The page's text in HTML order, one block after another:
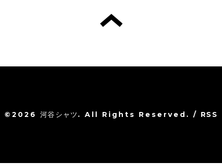
©2026河谷シャツ. All Rights Reserved. / RSS